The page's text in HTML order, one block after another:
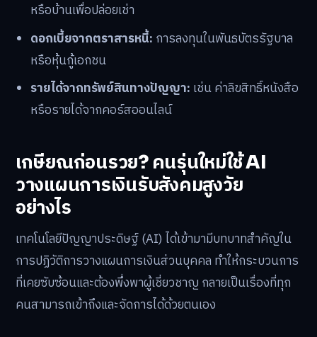
หรือบ้านเพื่อปล่อยเช่า
ดอกเบี้ยจากตราสารหนี้: การลงทุนในพันธบัตรรัฐบาล
หรือหุ้นกู้เอกชน
รายได้จากทรัพย์สินทางปัญญา: เช่น ค่าลิขสิทธิ์หนังสือ
หรือรายได้จากคอร์สออนไลน์
เกษียณก่อนรวย? คนรุ่นใหม่ใช้ AI
วางแผนการเงินรับสังคมสูงวัย
อย่างไร
เทคโนโลยีปัญญาประดิษฐ์ (AI) ได้เข้ามามีบทบาทสำคัญใน
การปฏิวัติการวางแผนการเงินส่วนบุคคล ทำให้กระบวนการ
ที่เคยซับซ้อนและต้องพึ่งพาผู้เชี่ยวชาญ กลายเป็นเรื่องที่ทุก
คนสามารถเข้าถึงและจัดการได้ด้วยตนเอง